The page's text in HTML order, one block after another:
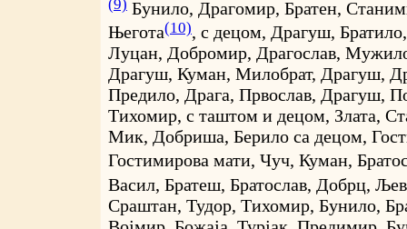
(9) Бунило, Драгомир, Братен,
Његота(10), с децом, Драгуш,
Луцан, Добромир, Драгослав,
Драгуш, Куман, Милобрат, Драгуш,
Предило, Драга, Првослав, Драгуш,
Тихомир, с таштом и децом, Злата,
Мик, Добриша, Берило са децом,
Гостимирова мати, Чуч, Куман,
Васил, Братеш, Братослав, Добрц,
Сраштан, Тудор, Тихомир, Бунило,